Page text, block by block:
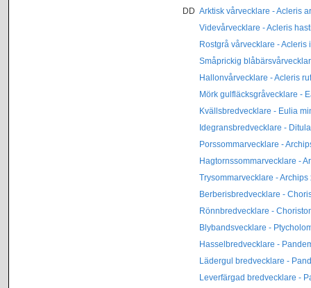
DD Arktisk vårvecklare - Acleris
Videvårvecklare - Acleris
Rostgrå vårvecklare - Acleris
Småprickig
Hallonvårvecklare - Acleris
Mörk gulfläcksgråvecklare -
Kvällsbredvecklare - Eulia
Idegransbredvecklare -
Porssommarvecklare -
Hagtornssommarvecklare -
Trysommarvecklare - Archips
Berberisbredvecklare -
Rönnbredvecklare -
Blybandsvecklare -
Hasselbredvecklare -
Lädergul bredvecklare -
Leverfärgad bredvecklare -